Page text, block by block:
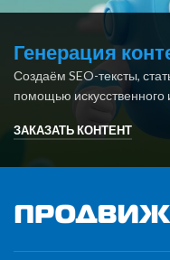
Генерация
Создаём SEO-тексты,
помощью искусственного
ЗАКАЗАТЬ КОНТЕНТ